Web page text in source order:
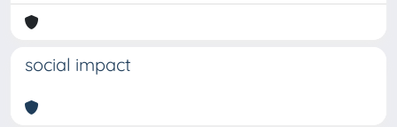
social impact